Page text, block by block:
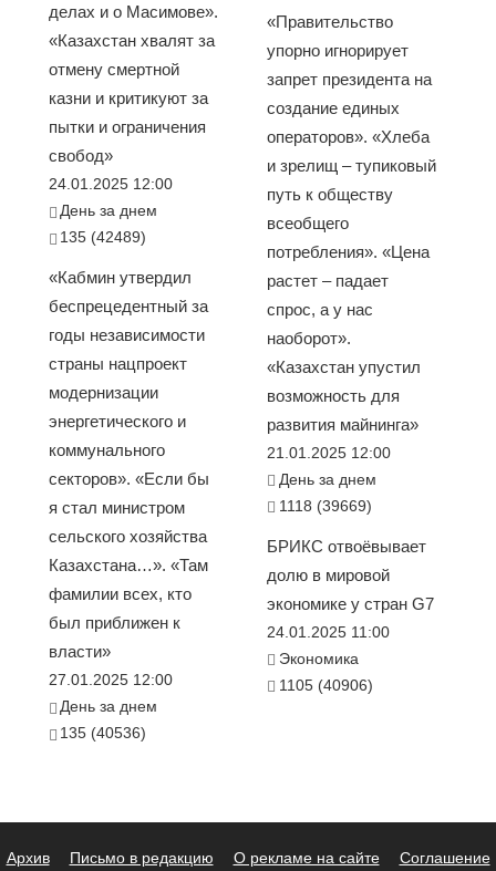
делах и о Масимове».
«Казахстан хвалят за
отмену смертной
казни и критикуют за
пытки и ограничения
свобод»
24.01.2025 12:00
День за днем
135 (42489)
«Кабмин утвердил
беспрецедентный за
годы независимости
страны нацпроект
модернизации
энергетического и
коммунального
секторов». «Если бы
я стал министром
сельского хозяйства
Казахстана…». «Там
фамилии всех, кто
был приближен к
власти»
27.01.2025 12:00
День за днем
135 (40536)
«Правительство
упорно игнорирует
запрет президента на
создание единых
операторов». «Хлеба
и зрелищ – тупиковый
путь к обществу
всеобщего
потребления». «Цена
растет – падает
спрос, а у нас
наоборот».
«Казахстан упустил
возможность для
развития майнинга»
21.01.2025 12:00
День за днем
1118 (39669)
БРИКС отвоёвывает
долю в мировой
экономике у стран G7
24.01.2025 11:00
Экономика
1105 (40906)
Архив Письмо в редакцию О рекламе на сайте Соглашение